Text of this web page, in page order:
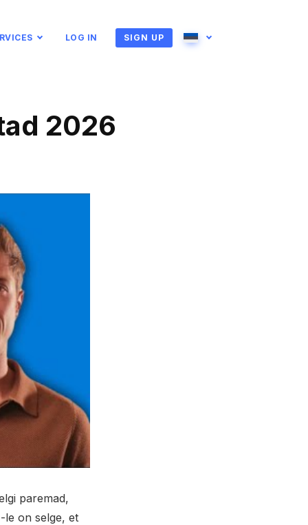
LOG IN SIGN UP
Čeština
Suomi
2026
paremad,
le on selge, et